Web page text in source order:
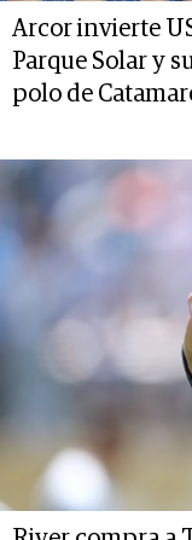
Arcor invierte
Parque Solar y
polo de